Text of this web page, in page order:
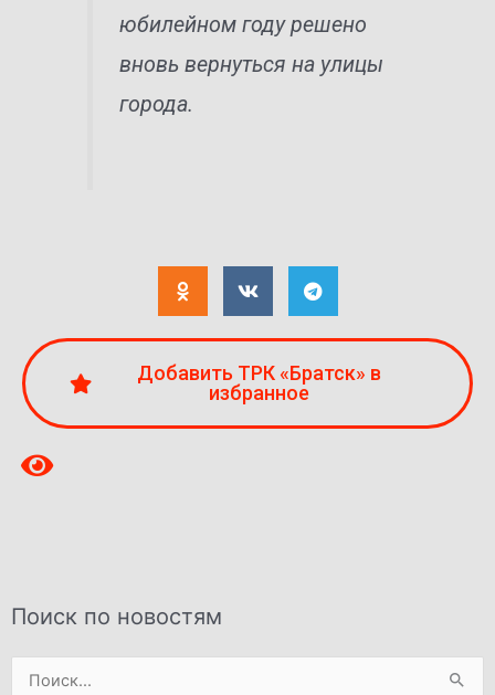
юбилейном году решено
вновь вернуться на улицы
города.
Добавить ТРК «Братск» в
избранное
Поиск по новостям
Поиск: